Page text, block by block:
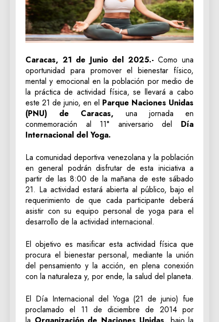
Caracas, 21 de Junio del 2025.- Como una
oportunidad para promover el bienestar físico,
mental y emocional en la población por medio de
la práctica de actividad física, se llevará a cabo
este 21 de junio, en el Parque Naciones Unidas
(PNU) de Caracas, una jornada en
conmemoración al 11° aniversario del Día
Internacional del Yoga.
La comunidad deportiva venezolana y la población
en general podrán disfrutar de esta iniciativa a
partir de las 8:00 de la mañana de este sábado
21. La actividad estará abierta al público, bajo el
requerimiento de que cada participante deberá
asistir con su equipo personal de yoga para el
desarrollo de la actividad internacional.
El objetivo es masificar esta actividad física que
procura el bienestar personal, mediante la unión
del pensamiento y la acción, en plena conexión
con la naturaleza y, por ende, la salud del planeta.
El Día Internacional del Yoga (21 de junio) fue
proclamado el 11 de diciembre de 2014 por